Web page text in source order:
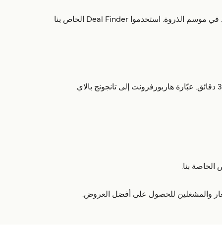
هناك تقريباً 2 رحلة يومياً وحتى 13 رحلة أسبوعياً إلى كاريمون الكبيرة. جداول العبّارات يمكن أن تتغير خلال السنة وغالباً ما تزداد في موسم الذروة. استخدموا Deal Finder الخاص بنا
تعمل تقريباً 2 مرة يومياً وحتى 13 مرة أسبوعياً، ومدة الرحلة 1 ساعة 30 دقائق. عبّارة هاربورفرونت إلى تانجونج بالاي
بنا.